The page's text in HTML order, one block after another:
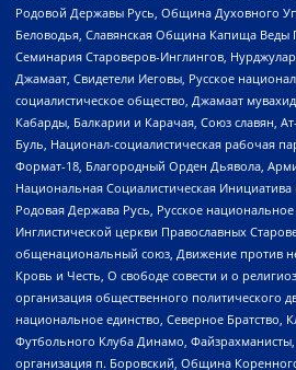
Родовой Державы Русь, Община Духовного
Беловодья, Славянская Община Капища Веды
Семинария Староверов-Инглингов,
Джамаат, Свидетели Иеговы, Русское
социалистическое общество, Джамаат
Кабарды, Балкарии и Карачая, Союз славян,
Буль, Национал-социалистическая рабочая
Формат-18, Благородный Орден Дьявола,
Национальная Социалистическая
Родовая Держава Русь, Русское
Инглистической церкви Православных
общенациональный союз, Движение против
Кровь и Честь, О свободе совести и о
организация общественного политического
национальное единство, Северное Братство,
Футбольного Клуба Динамо,
организация п. Боровский, Община